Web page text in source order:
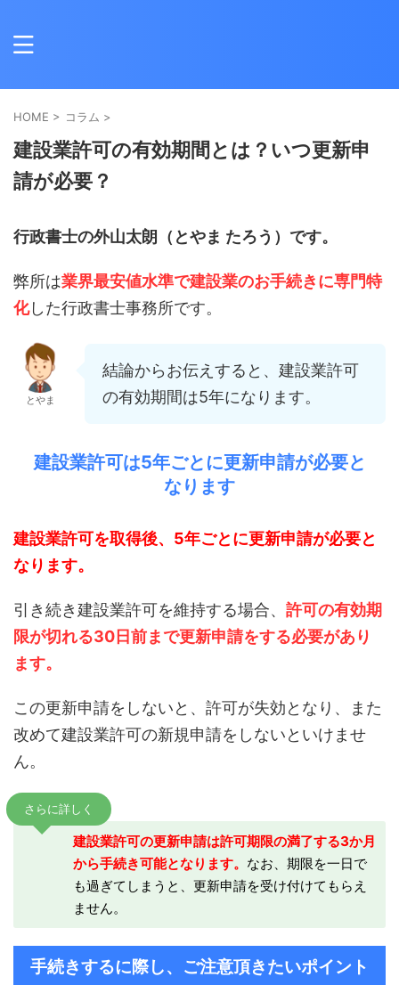
HOME > コラム >
建設業許可の有効期間とは？いつ更新申
請が必要？
行政書士の外山太朗（とやま たろう）です。
弊所は業界最安値水準で建設業のお手続きに専門特
化した行政書士事務所です。
とやま
結論からお伝えすると、建設業許可
の有効期間は5年になります。
建設業許可は5年ごとに更新申請が必要と
なります
建設業許可を取得後、5年ごとに更新申請が必要と
なります。
引き続き建設業許可を維持する場合、 許可の有効期
限が切れる30日前まで更新申請をする必要があり
ます。
この更新申請をしないと、許可が失効となり、また
改めて建設業許可の新規申請をしないといけませ
ん。
さらに詳しく
建設業許可の更新申請は許可期限の満了する3か月
から手続き可能となります。 なお、期限を一日で
も過ぎてしまうと、更新申請を受け付けてもらえ
ません。
手続きするに際し、ご注意頂きたいポイント